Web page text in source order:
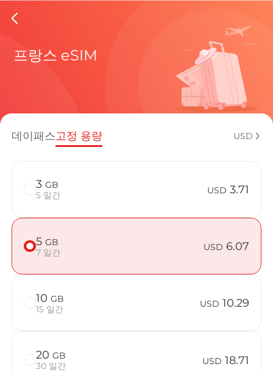
France
현재 목적
eSIM을 즐
France에
Billion
프랑스 eSIM
데이패스고정 용량 USD
3 GB
5 일간
USD 3.71
5 GB
7 일간
USD 6.07
10 GB
15 일간
USD 10.29
20 GB
30 일간
USD 18.71